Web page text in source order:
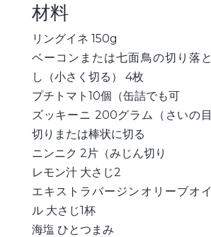
材料
リングイネ 150g
ベーコンまたは七面鳥の切り落と
し（小さく切る） 4枚
プチトマト10個（缶詰でも可
ズッキーニ 200グラム（さいの目
切りまたは棒状に切る
ニンニク 2片（みじん切り
レモン汁 大さじ2
エキストラバージンオリーブオイ
ル 大さじ1杯
海塩 ひとつまみ